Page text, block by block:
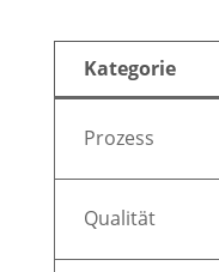
Kategorie
Prozess
Qualität